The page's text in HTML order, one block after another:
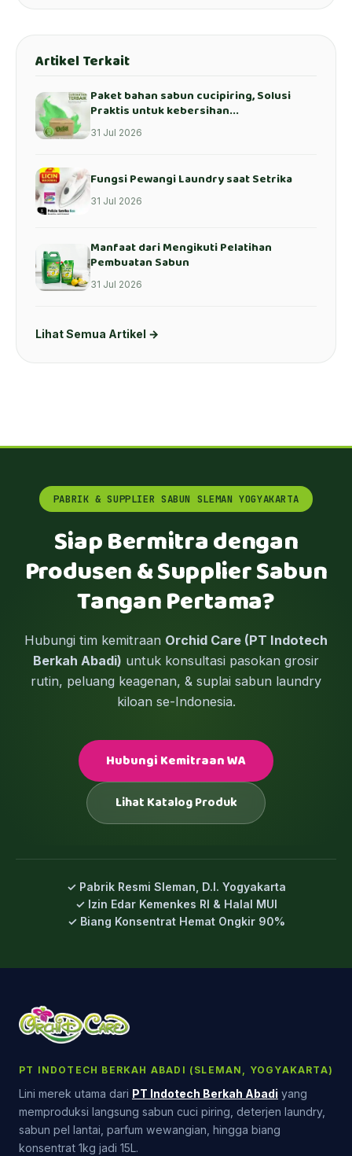
Artikel Terkait
Paket bahan sabun cucipiring, Solusi
Praktis untuk kebersihan...
31 Jul 2026
Fungsi Pewangi Laundry saat Setrika
31 Jul 2026
Manfaat dari Mengikuti Pelatihan
Pembuatan Sabun
31 Jul 2026
Lihat Semua Artikel →
PABRIK & SUPPLIER SABUN SLEMAN YOGYAKARTA
Siap Bermitra dengan
Produsen & Supplier Sabun
Tangan Pertama?
Hubungi tim kemitraan Orchid Care (PT Indotech
Berkah Abadi) untuk konsultasi pasokan grosir
rutin, peluang keagenan, & suplai sabun laundry
kiloan se-Indonesia.
Hubungi Kemitraan WA
Lihat Katalog Produk
✓ Pabrik Resmi Sleman, D.I. Yogyakarta
✓ Izin Edar Kemenkes RI & Halal MUI
✓ Biang Konsentrat Hemat Ongkir 90%
PT INDOTECH BERKAH ABADI (SLEMAN, YOGYAKARTA)
Lini merek utama dari PT Indotech Berkah Abadi yang
memproduksi langsung sabun cuci piring, deterjen laundry,
sabun pel lantai, parfum wewangian, hingga biang
konsentrat 1kg jadi 15L.